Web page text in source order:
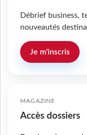
Débrief business,
nouveautés
Je m'inscris
MAGAZINE
Accès dossiers